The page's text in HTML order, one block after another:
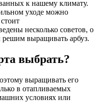
к нашему климату.
уходе можно
несколько советов, о
выращивать арбуз.
выбрать?
выращивать его
в отапливаемых
условиях или